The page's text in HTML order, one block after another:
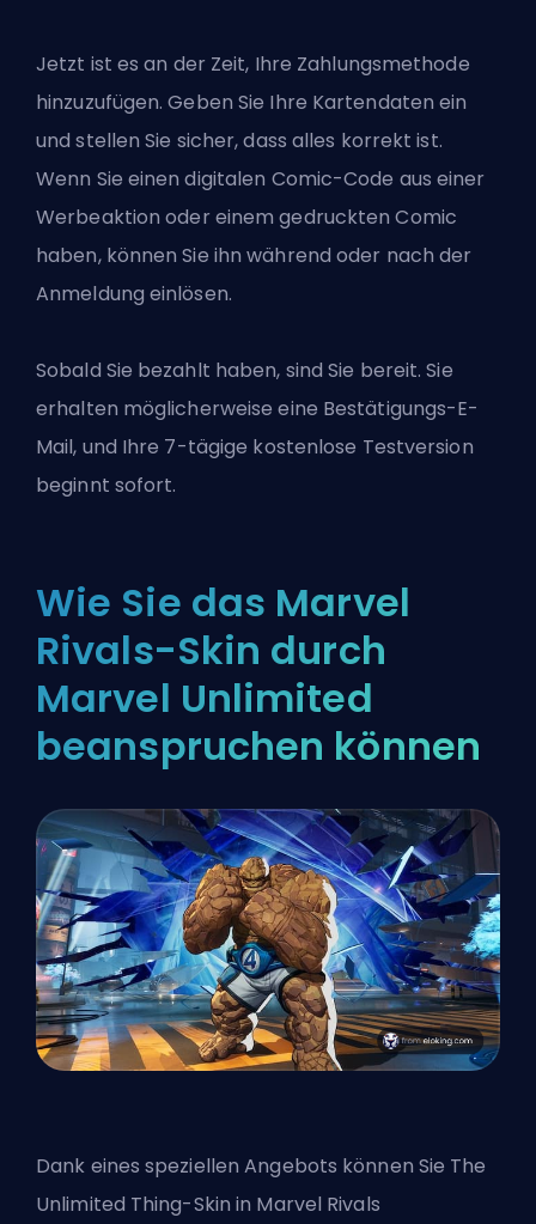
Jetzt ist es an der Zeit, Ihre Zahlungsmethode
hinzuzufügen. Geben Sie Ihre Kartendaten ein
und stellen Sie sicher, dass alles korrekt ist.
Wenn Sie einen digitalen Comic-Code aus einer
Werbeaktion oder einem gedruckten Comic
haben, können Sie ihn während oder nach der
Anmeldung einlösen.
Sobald Sie bezahlt haben, sind Sie bereit. Sie
erhalten möglicherweise eine Bestätigungs-E-
Mail, und Ihre 7-tägige kostenlose Testversion
beginnt sofort.
Wie Sie das Marvel
Rivals-Skin durch
Marvel Unlimited
beanspruchen können
Dank eines speziellen Angebots können Sie The
Unlimited Thing-Skin in Marvel Rivals